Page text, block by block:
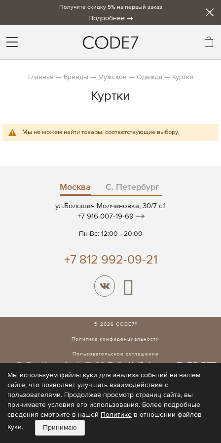
Получите скидку 5% на первый заказ
Подробнее
Главная Бренды Мужское Одежда Куртки
Куртки
Мы не можем найти товары, соответствующие выбору.
Москва С. Петербург
ул.Большая Молчановка, 30/7 c.1
+7 916 007-19-69
Пн-Вс: 12:00 - 20:00
+7 812 992-09-21
© 2026 CODE7®
Политика конфиденциальности
Пользовательское соглашение
Мы используем файлы куки для анализа событий на нашем
сайте, что позволяет улучшать взаимодействие с
пользователями. Продолжая просмотр страниц сайта, вы
принимаете условия его использования. Более подробные
сведения смотрите в нашей Политике в отношении файлов
Куки.
Принимаю